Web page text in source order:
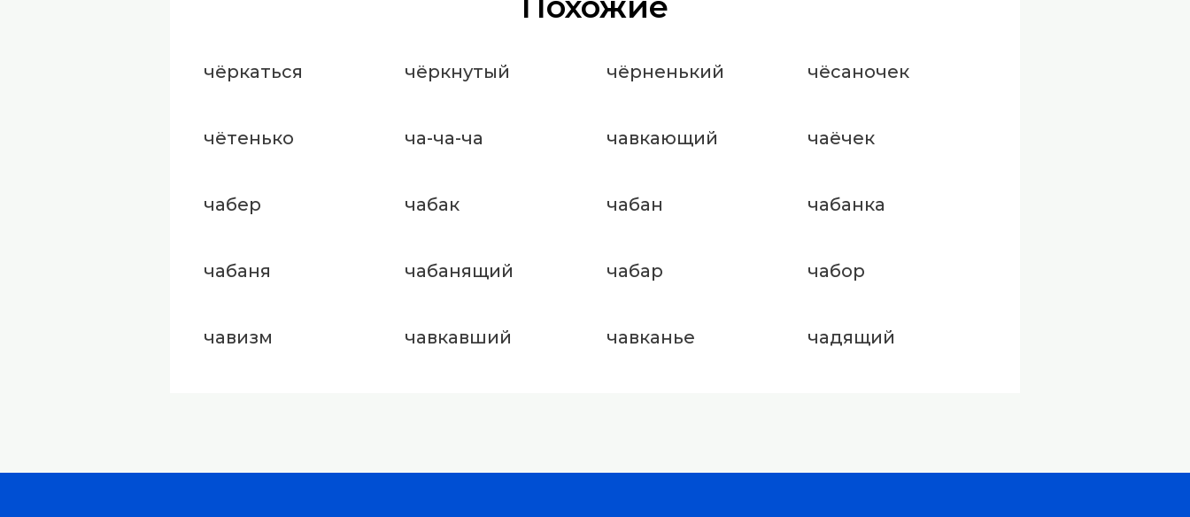
чёркаться чёркнутый чёрненький чёсаночек
чётенько ча-ча-ча чавкающий чаёчек
чабер чабак чабан чабанка
чабаня чабанящий чабар чабор
чавизм чавкавший чавканье чадящий